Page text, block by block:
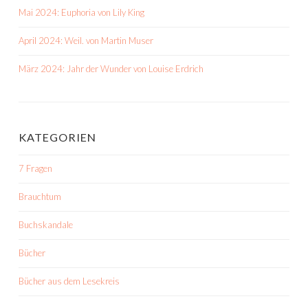
Mai 2024: Euphoria von Lily King
April 2024: Weil. von Martin Muser
März 2024: Jahr der Wunder von Louise Erdrich
KATEGORIEN
7 Fragen
Brauchtum
Buchskandale
Bücher
Bücher aus dem Lesekreis